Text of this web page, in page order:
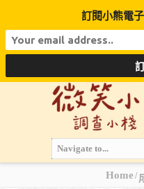
Navigate to...
Home
訂閱小熊電